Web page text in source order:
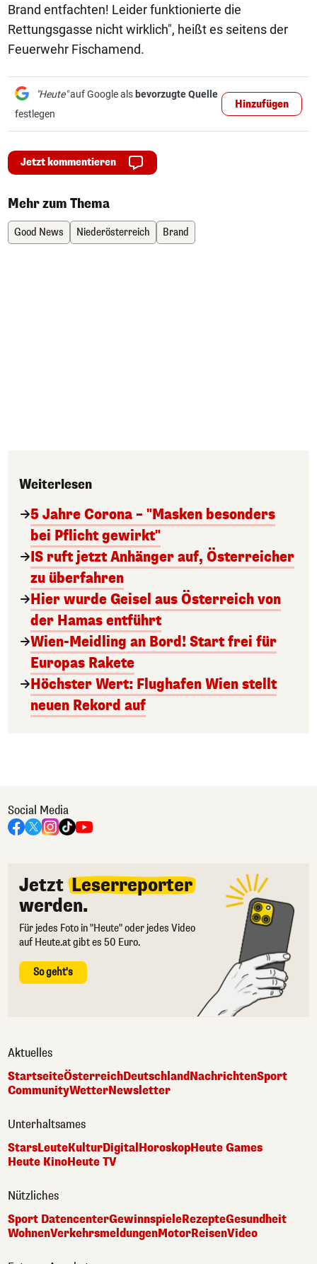
Brand entfachten! Leider funktionierte die
Rettungsgasse nicht wirklich", heißt es seitens der
Feuerwehr Fischamend.
"Heute"auf Google als bevorzugte Quelle
festlegen
Hinzufügen
Jetzt kommentieren
Mehr zum Thema
Good News Niederösterreich Brand
Weiterlesen
5 Jahre Corona – "Masken besonders
bei Pflicht gewirkt"
IS ruft jetzt Anhänger auf, Österreicher
zu überfahren
Hier wurde Geisel aus Österreich von
der Hamas entführt
Wien-Meidling an Bord! Start frei für
Europas Rakete
Höchster Wert: Flughafen Wien stellt
neuen Rekord auf
Social Media
Jetzt Leserreporter
werden.
Für jedes Foto in "Heute" oder jedes Video
auf Heute.at gibt es 50 Euro.
So geht's
Aktuelles
StartseiteÖsterreichDeutschlandNachrichtenSport
CommunityWetterNewsletter
Unterhaltsames
StarsLeuteKulturDigital HoroskopHeute Games
Heute KinoHeute TV
Nützliches
Sport DatencenterGewinnspieleRezepteGesundheit
WohnenVerkehrsmeldungenMotorReisenVideo